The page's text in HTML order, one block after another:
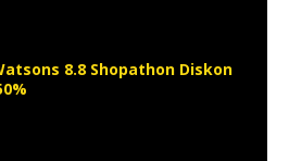
8.8 Shopathon Diskon